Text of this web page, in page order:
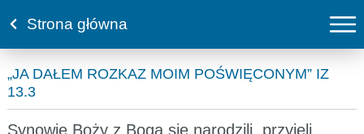
Strona główna
„JA DAŁEM ROZKAZ MOIM POŚWIĘCONYM” IZ
13.3
Synowie Boży z Boga się narodzili, przyjęli